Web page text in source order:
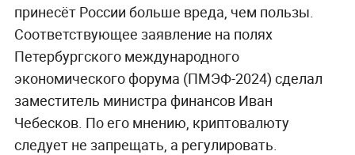
принесёт России больше вреда, чем пользы.
Соответствующее заявление на полях
Петербургского международного
экономического форума (ПМЭФ-2024) сделал
заместитель министра финансов Иван
Чебесков. По его мнению, криптовалюту
следует не запрещать, а регулировать.